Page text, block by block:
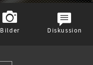
Bilder Diskussion